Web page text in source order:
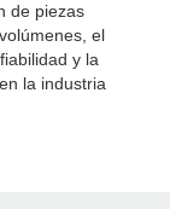
de piezas
el
y la
la industria